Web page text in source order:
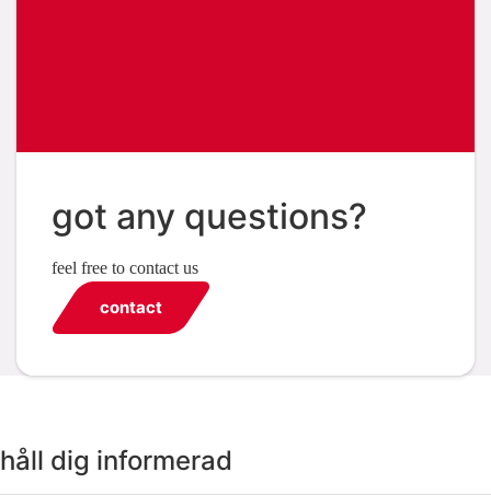
got any questions?
feel free to contact us
contact
håll dig informerad